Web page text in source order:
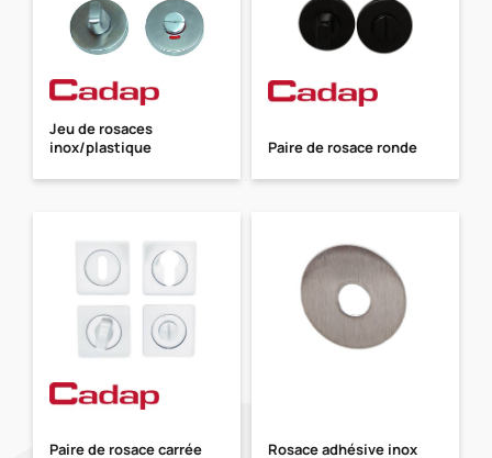
Jeu de rosaces
inox/plastique
Paire de rosace ronde
Paire de rosace carrée Rosace adhésive inox